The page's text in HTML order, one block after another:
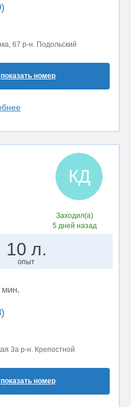
67 р-н. Подольский
показать номер
КД
Заходил(а)
5 дней назад
10 л.
опыт
мин.
3а р-н. Крепостной
показать номер